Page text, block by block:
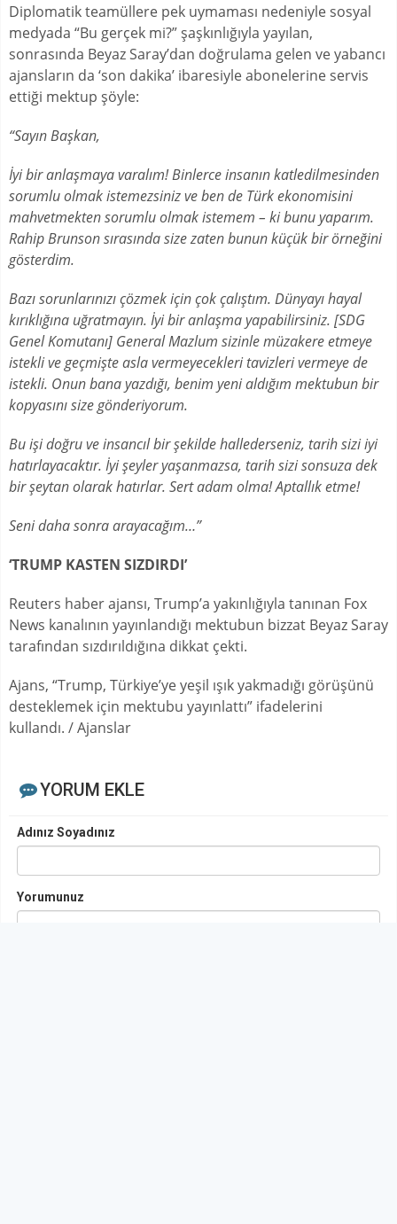
gizlilik
Diplomatik teamüllere pek uymaması nedeniyle sosyal
medyada “Bu gerçek mi?” şaşkınlığıyla yayılan,
sonrasında Beyaz Saray’dan doğrulama gelen ve yabancı
ajansların da ‘son dakika’ ibaresiyle abonelerine servis
ettiği mektup şöyle:
“Sayın Başkan,
İyi bir anlaşmaya varalım! Binlerce insanın katledilmesinden
sorumlu olmak istemezsiniz ve ben de Türk ekonomisini
mahvetmekten sorumlu olmak istemem – ki bunu yaparım.
Rahip Brunson sırasında size zaten bunun küçük bir örneğini
gösterdim.
Bazı sorunlarınızı çözmek için çok çalıştım. Dünyayı hayal
kırıklığına uğratmayın. İyi bir anlaşma yapabilirsiniz. [SDG
Genel Komutanı] General Mazlum sizinle müzakere etmeye
istekli ve geçmişte asla vermeyecekleri tavizleri vermeye de
istekli. Onun bana yazdığı, benim yeni aldığım mektubun bir
kopyasını size gönderiyorum.
Bu işi doğru ve insancıl bir şekilde hallederseniz, tarih sizi iyi
hatırlayacaktır. İyi şeyler yaşanmazsa, tarih sizi sonsuza dek
bir şeytan olarak hatırlar. Sert adam olma! Aptallık etme!
Seni daha sonra arayacağım…”
‘TRUMP KASTEN SIZDIRDI’
Reuters haber ajansı, Trump’a yakınlığıyla tanınan Fox
News kanalının yayınlandığı mektubun bizzat Beyaz Saray
tarafından sızdırıldığına dikkat çekti.
Ajans, “Trump, Türkiye’ye yeşil ışık yakmadığı görüşünü
desteklemek için mektubu yayınlattı” ifadelerini
kullandı. / Ajanslar
YORUM EKLE
Adınız Soyadınız
Yorumunuz